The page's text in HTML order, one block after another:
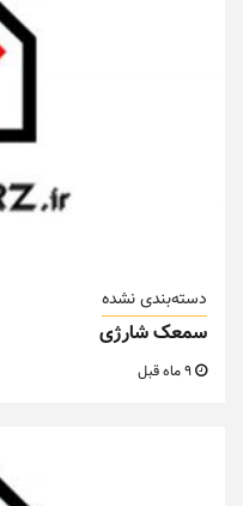
دسته‌بندی نشده
سمعک شارژی